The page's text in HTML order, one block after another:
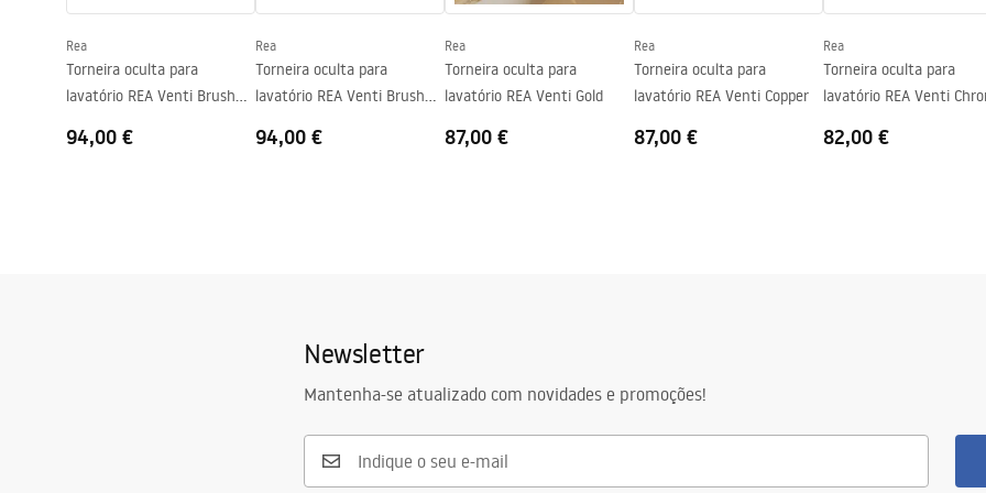
Revestimento Fácil e Limpo
Sim, num dos lados do vidro
Perfis de acabamento
Ouro escovado
Ajuste de perfil
2 cm
Rea
Torneira oculta para
lavatório REA Venti Brush
94,00 €
Rea
Torneira oculta para
lavatório REA Venti Brush
94,00 €
Rea
Torneira oculta para
lavatório REA Venti Gold
87,00 €
Rea
Torneira oculta para
lavatório REA Venti Copper
87,00 €
Rea
Torneira oculta para
lavatório REA Venti
82,00 €
Newsletter
Mantenha-se atualizado com novidades e promoções!